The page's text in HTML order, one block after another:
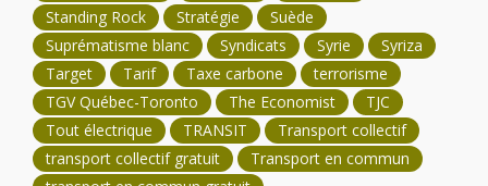
Standing Rock
Stratégie
Suède
Suprématisme blanc
Syndicats Syrie
Syriza
Target
Tarif Taxe carbone
terrorisme
TGV Québec-Toronto
The Economist
TJC
Tout électrique
TRANSIT
Transport collectif
transport collectif gratuit
Transport en commun